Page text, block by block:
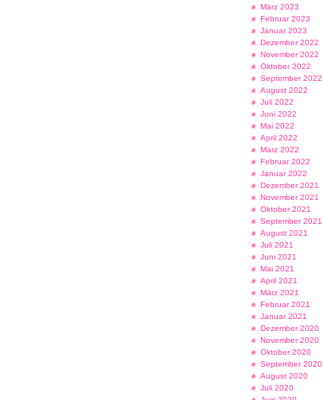
März 2023
Februar 2023
Januar 2023
Dezember 2022
November 2022
Oktober 2022
September 2022
August 2022
Juli 2022
Juni 2022
Mai 2022
April 2022
März 2022
Februar 2022
Januar 2022
Dezember 2021
November 2021
Oktober 2021
September 2021
August 2021
Juli 2021
Juni 2021
Mai 2021
April 2021
März 2021
Februar 2021
Januar 2021
Dezember 2020
November 2020
Oktober 2020
September 2020
August 2020
Juli 2020